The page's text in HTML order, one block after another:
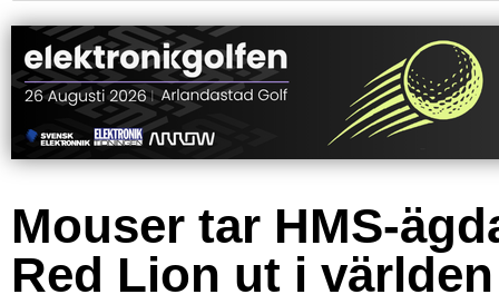
Mouser tar HMS-
Red Lion ut i världen